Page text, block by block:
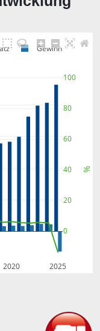
2020 2025
0
20
40
60
80
100
Gewinn
%